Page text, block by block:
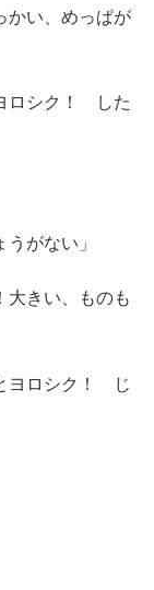
い、めっぱが
ロシク！ した
うがない」
きい、ものも
ヨロシク！ じ